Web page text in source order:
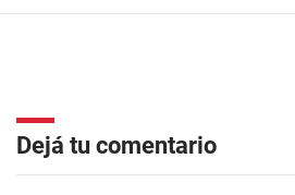
Dejá tu comentario